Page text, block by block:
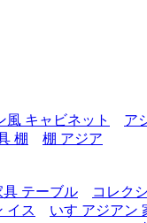
風 キャビネット
ア
棚 棚 アジア
具 テーブル
コレク
イス いす アジアン